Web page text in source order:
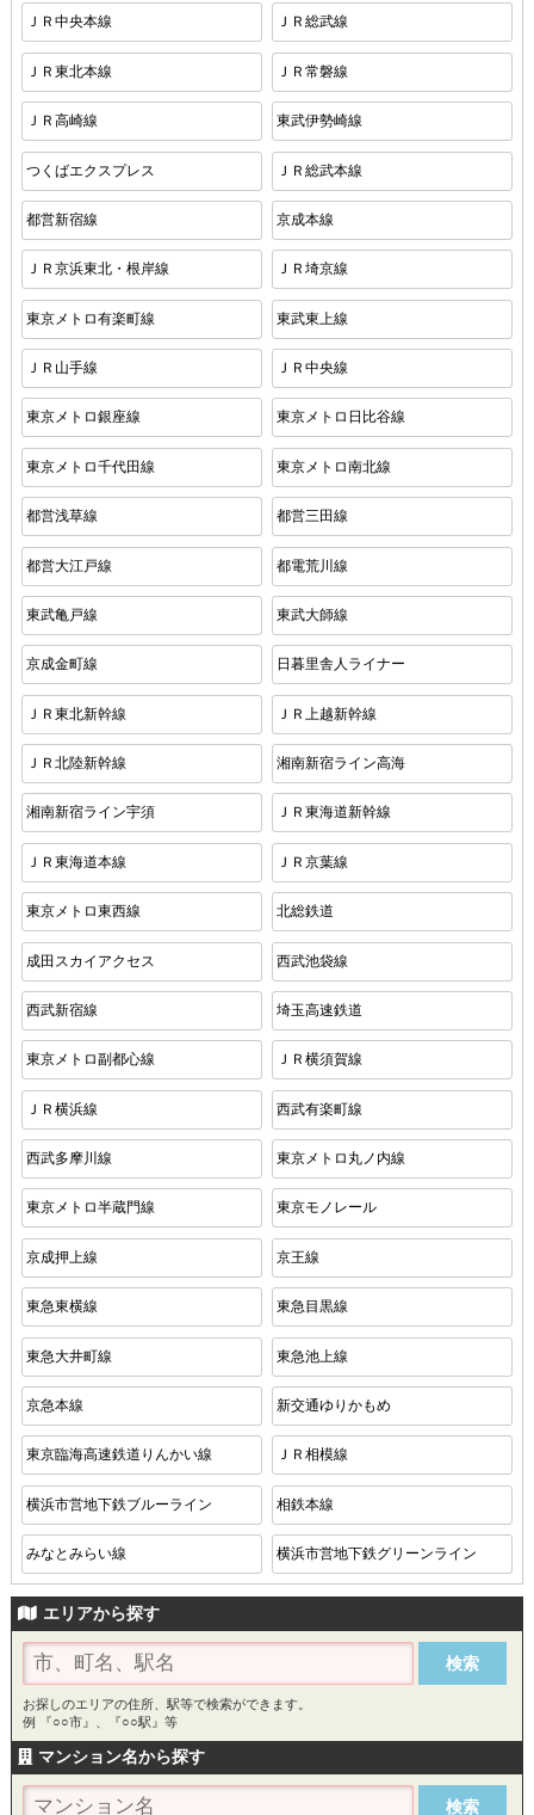
ＪＲ中央本線 ＪＲ総武線
ＪＲ東北本線 ＪＲ常磐線
ＪＲ高崎線 東武伊勢崎線
つくばエクスプレス ＪＲ総武本線
都営新宿線 京成本線
ＪＲ京浜東北・根岸線 ＪＲ埼京線
東京メトロ有楽町線 東武東上線
ＪＲ山手線 ＪＲ中央線
東京メトロ銀座線 東京メトロ日比谷線
東京メトロ千代田線 東京メトロ南北線
都営浅草線 都営三田線
都営大江戸線 都電荒川線
東武亀戸線 東武大師線
京成金町線 日暮里舎人ライナー
ＪＲ東北新幹線 ＪＲ上越新幹線
ＪＲ北陸新幹線 湘南新宿ライン高海
湘南新宿ライン宇須 ＪＲ東海道新幹線
ＪＲ東海道本線 ＪＲ京葉線
東京メトロ東西線 北総鉄道
成田スカイアクセス 西武池袋線
西武新宿線 埼玉高速鉄道
東京メトロ副都心線 ＪＲ横須賀線
ＪＲ横浜線 西武有楽町線
西武多摩川線 東京メトロ丸ノ内線
東京メトロ半蔵門線 東京モノレール
京成押上線 京王線
東急東横線 東急目黒線
東急大井町線 東急池上線
京急本線 新交通ゆりかもめ
東京臨海高速鉄道りんかい線 ＪＲ相模線
横浜市営地下鉄ブルーライン 相鉄本線
みなとみらい線 横浜市営地下鉄グリーンライン
エリアから探す
お探しのエリアの住所、駅等で検索ができます。
例 『○○市』、『○○駅』等
マンション名から探す